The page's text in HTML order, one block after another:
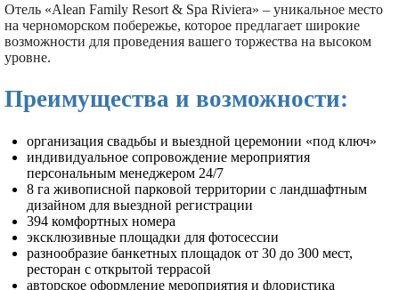
Отель «Alean Family Resort & Spa Riviera» – уникальное место
на черноморском побережье, которое предлагает широкие
возможности для проведения вашего торжества на высоком
уровне.
Преимущества и возможности:
организация свадьбы и выездной церемонии «под ключ»
индивидуальное сопровождение мероприятия
персональным менеджером 24/7
8 га живописной парковой территории с ландшафтным
дизайном для выездной регистрации
394 комфортных номера
эксклюзивные площадки для фотосессии
разнообразие банкетных площадок от 30 до 300 мест,
ресторан с открытой террасой
авторское оформление мероприятия и флористика